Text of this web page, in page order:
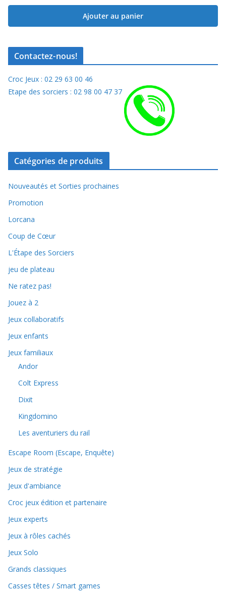
Ajouter au panier
Contactez-nous!
Croc Jeux : 02 29 63 00 46
Etape des sorciers : 02 98 00 47 37
Catégories de produits
Nouveautés et Sorties prochaines
Promotion
Lorcana
Coup de Cœur
L'Étape des Sorciers
jeu de plateau
Ne ratez pas!
Jouez à 2
Jeux collaboratifs
Jeux enfants
Jeux familiaux
Andor
Colt Express
Dixit
Kingdomino
Les aventuriers du rail
Escape Room (Escape, Enquête)
Jeux de stratégie
Jeux d'ambiance
Croc jeux édition et partenaire
Jeux experts
Jeux à rôles cachés
Jeux Solo
Grands classiques
Casses têtes / Smart games